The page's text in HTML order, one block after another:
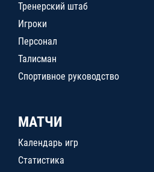
Тренерский штаб
Игроки
Персонал
Талисман
Спортивное руководство
МАТЧИ
Календарь игр
Статистика